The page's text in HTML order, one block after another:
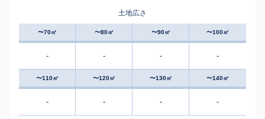
土地広さ
〜70㎡ 〜80㎡ 〜90㎡ 〜100㎡
- - - -
〜110㎡ 〜120㎡ 〜130㎡ 〜140㎡
- - - -